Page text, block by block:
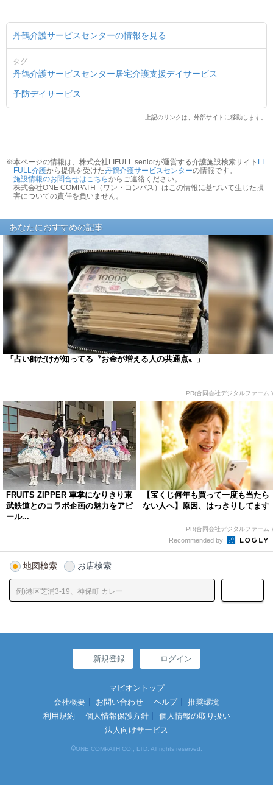
丹鶴介護サービスセンターの情報を見る
タグ
丹鶴介護サービスセンター居宅介護支援デイサービス
予防デイサービス
上記のリンクは、外部サイトに移動します。
※本ページの情報は、株式会社LIFULL seniorが運営する介護施設検索サイト LI
FULL介護から提供を受けた丹鶴介護サービスセンターの情報です。
施設情報のお問合せはこちらからご連絡ください。
株式会社ONE COMPATH（ワン・コンパス）はこの情報に基づいて生じた損
害についての責任を負いません。
あなたにおすすめの記事
「占い師だけが知ってる〝お金が増える人の共通点〟」
PR(合同会社デジタルファーム )
FRUITS ZIPPER 車掌になりきり東
武鉄道とのコラボ企画の魅力をアピ
ール...
【宝くじ何年も買って一度も当たら
ない人へ】原因、はっきりしてます
PR(合同会社デジタルファーム )
Recommended by
地図検索 お店検索
新規登録 ログイン
マピオントップ
会社概要
お問い合わせ ヘルプ
推奨環境
利用規約
個人情報保護方針
個人情報の取り扱い
法人向けサービス
©ONE COMPATH CO., LTD. All rights reserved.